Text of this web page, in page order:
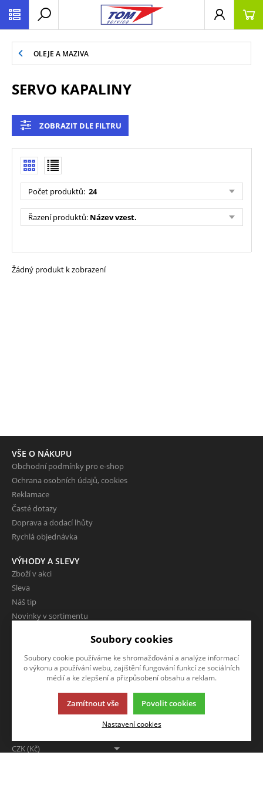
OLEJE A MAZIVA
SERVO KAPALINY
ZOBRAZIT DLE FILTRU
Počet produktů: 24
Řazení produktů: Název vzest.
Žádný produkt k zobrazení
VŠE O NÁKUPU
Obchodní podmínky pro e-shop
Ochrana osobních údajů, cookies
Reklamace
Časté dotazy
Doprava a dodací lhůty
Rychlá objednávka
VÝHODY A SLEVY
Zboží v akci
Sleva
Náš tip
Novinky v sortimentu
O FIRMĚ
CZK (Kč)
Chcete nám něco sdělit o našich
Soubory cookies
Soubory cookie používáme ke shromažďování a analýze informací
o výkonu a používání webu, zajištění fungování funkcí ze sociálních
médií a ke zlepšení a přizpůsobení obsahu a reklam.
Zamítnout vše Povolit cookies
Nastavení cookies